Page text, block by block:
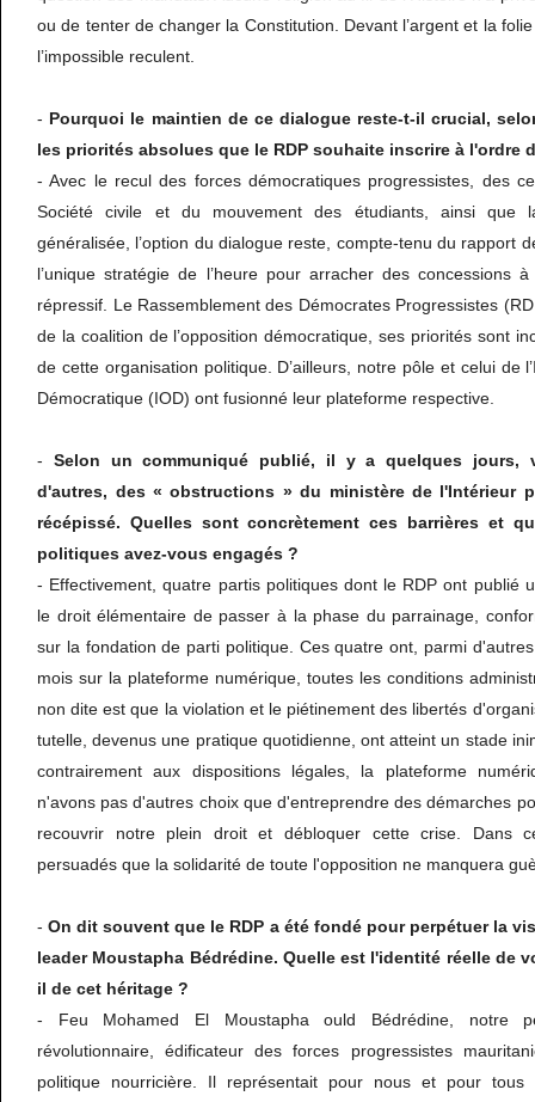
ou de tenter de changer la Constitution. Devant l’argent et la
l’impossible reculent.
- Pourquoi le maintien de ce dialogue reste-t-il crucial,
les priorités absolues que le RDP souhaite inscrire à l'ordre
- Avec le recul des forces démocratiques progressistes, des
Société civile et du mouvement des étudiants, ainsi que
généralisée, l’option du dialogue reste, compte-tenu du rapport
l’unique stratégie de l’heure pour arracher des concessions
répressif. Le Rassemblement des Démocrates Progressistes
de la coalition de l’opposition démocratique, ses priorités sont
de cette organisation politique. D’ailleurs, notre pôle et celui de
Démocratique (IOD) ont fusionné leur plateforme respective.
- Selon un communiqué publié, il y a quelques jours,
d'autres, des « obstructions » du ministère de l'Intérieur
récépissé. Quelles sont concrètement ces barrières et
politiques avez-vous engagés ?
- Effectivement, quatre partis politiques dont le RDP ont publié
le droit élémentaire de passer à la phase du parrainage,
sur la fondation de parti politique. Ces quatre ont, parmi
mois sur la plateforme numérique, toutes les conditions
non dite est que la violation et le piétinement des libertés
tutelle, devenus une pratique quotidienne, ont atteint un stade
contrairement aux dispositions légales, la plateforme
n'avons pas d'autres choix que d'entreprendre des démarches
recouvrir notre plein droit et débloquer cette crise. Dans
persuadés que la solidarité de toute l'opposition ne manquera
-On dit souvent que le RDP a été fondé pour perpétuer la
leader Moustapha Bédrédine. Quelle est l'identité réelle de
il de cet héritage ?
- Feu Mohamed El Moustapha ould Bédrédine, notre
révolutionnaire, édificateur des forces progressistes
politique nourricière. Il représentait pour nous et pour